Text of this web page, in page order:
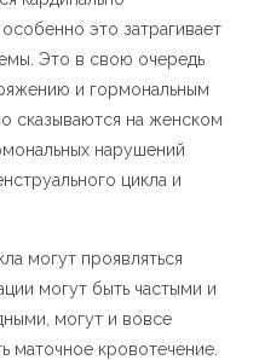
это затрагивает
Это в свою очередь
и гормональным
сказываются на женском
нарушений
цикла и
могут проявляться
могут быть частыми и
могут и вовсе
маточное кровотечение.